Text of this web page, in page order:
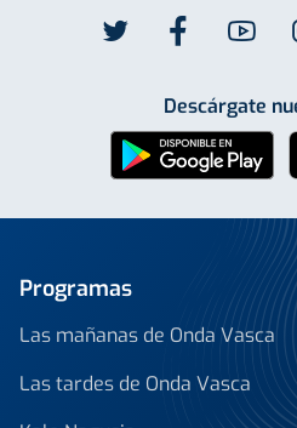
Descárgate
Programas
Las mañanas de Onda Vasca
Las tardes de Onda Vasca